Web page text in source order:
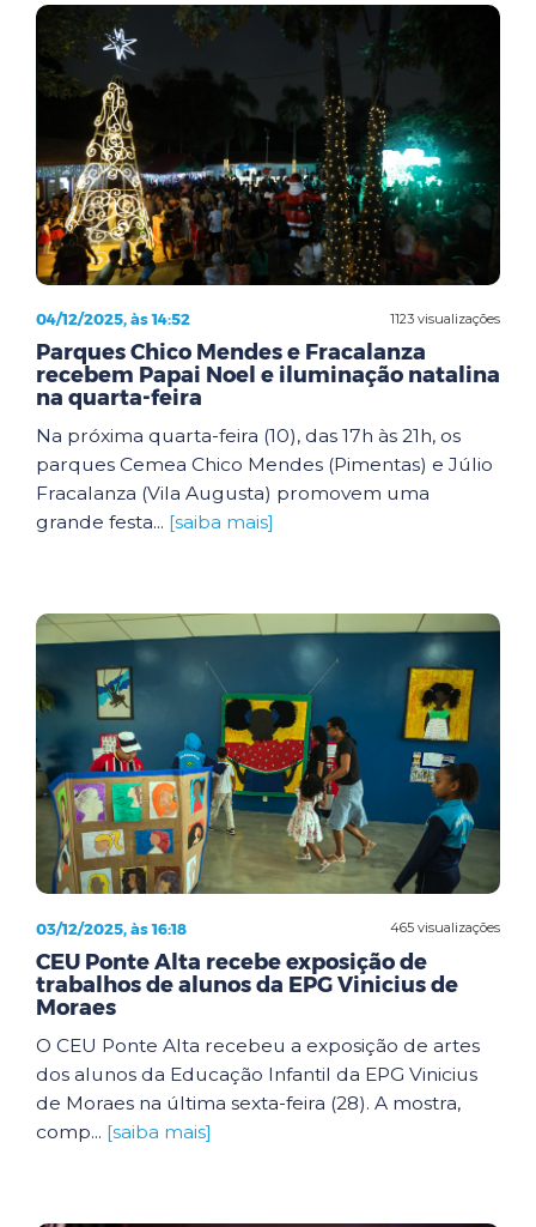
1123 visualizações
04/12/2025, às 14:52
Parques Chico Mendes e Fracalanza
recebem Papai Noel e iluminação natalina
na quarta-feira
Na próxima quarta-feira (10), das 17h às 21h, os
parques Cemea Chico Mendes (Pimentas) e Júlio
Fracalanza (Vila Augusta) promovem uma
grande festa... [saiba mais]
465 visualizações
03/12/2025, às 16:18
CEU Ponte Alta recebe exposição de
trabalhos de alunos da EPG Vinicius de
Moraes
O CEU Ponte Alta recebeu a exposição de artes
dos alunos da Educação Infantil da EPG Vinicius
de Moraes na última sexta-feira (28). A mostra,
comp... [saiba mais]